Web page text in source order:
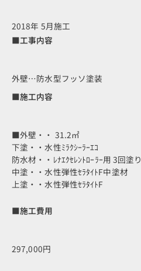
2018年 5月施工
■工事内容
外壁…防水型フッソ塗装
■施工内容
■外壁・・ 31.2㎡
下塗・・水性ﾐﾗｸｼｰﾗｰｴｺ
防水材・・ﾚﾅｴｸｾﾚﾝﾄﾛｰﾗｰ用 3回塗り
中塗・・水性弾性ｾﾗﾀｲﾄF中塗材
上塗・・水性弾性ｾﾗﾀｲﾄF
■施工費用
297,000円